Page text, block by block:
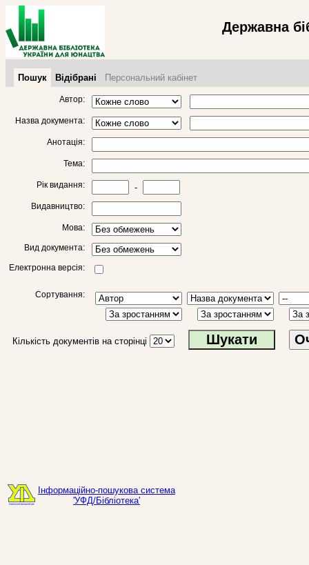
Державна
Пошук Відібрані Персональний кабінет
Автор:
Назва документа:
Анотація:
Тема:
Рік видання: -
Видавництво:
Мова:
Вид документа:
Електронна версія:
Сортування:
Кількість документів на сторінці
Інформаційно-пошукова система
'УФД/Бібліотека'